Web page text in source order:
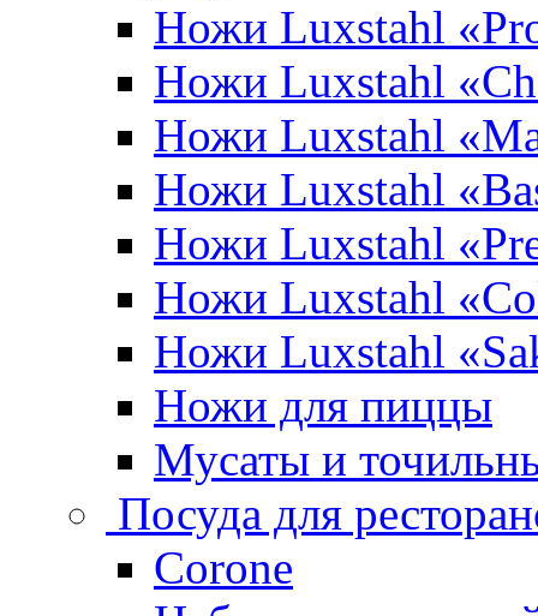
Ножи Luxstahl
Ножи Luxstahl
Ножи Luxstahl
Ножи Luxstahl
Ножи Luxstahl
Ножи Luxstahl
Ножи Luxstahl
Ножи для пиццы
Мусаты и
Посуда для
Corone